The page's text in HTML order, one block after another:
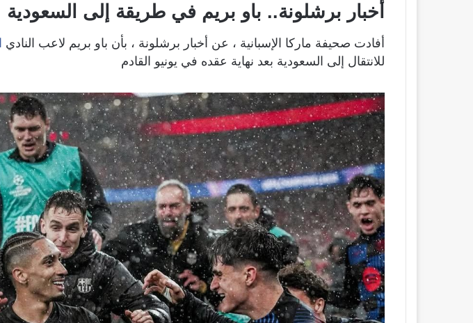
أخبار برشلونة.. باو بريم في طريقة إلى السعودية
أفادت صحيفة ماركا الإسبانية ، عن أخبار برشلونة ، بأن باو بريم لاعب النادي
للانتقال إلى السعودية بعد نهاية عقده في يونيو القادم